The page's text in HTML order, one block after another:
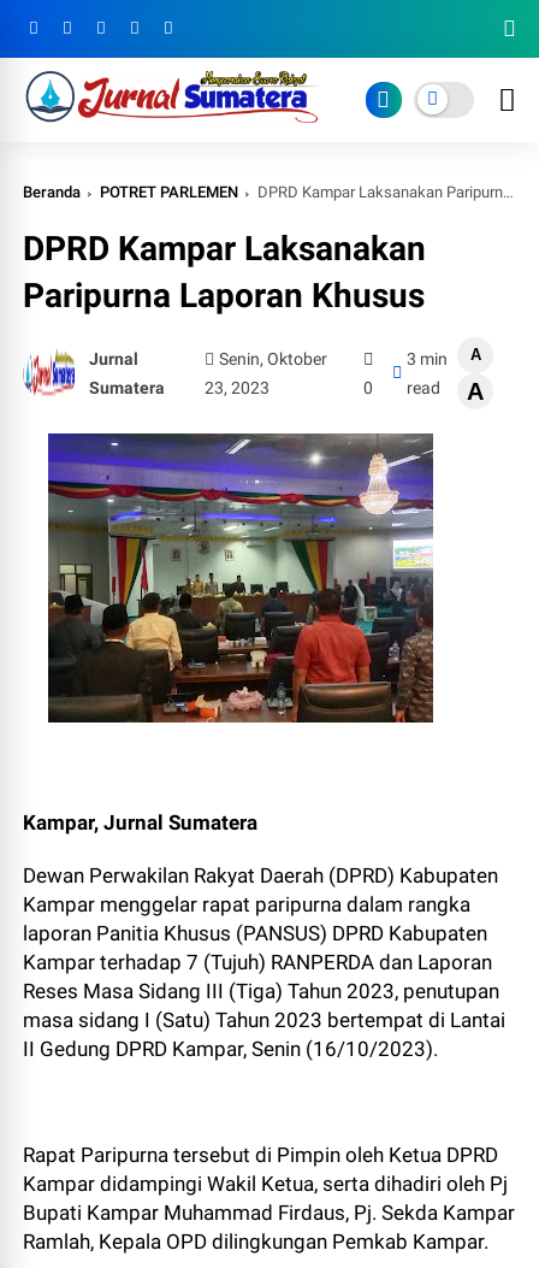
Beranda POTRET PARLEMEN DPRD Kampar Laksanakan Paripurna Laporan Khusus
DPRD Kampar Laksanakan
Paripurna Laporan Khusus
Jurnal
Sumatera
Senin, Oktober
23, 2023
0
3 min
read
A
A
Kampar, Jurnal Sumatera
Dewan Perwakilan Rakyat Daerah (DPRD) Kabupaten
Kampar menggelar rapat paripurna dalam rangka
laporan Panitia Khusus (PANSUS) DPRD Kabupaten
Kampar terhadap 7 (Tujuh) RANPERDA dan Laporan
Reses Masa Sidang III (Tiga) Tahun 2023, penutupan
masa sidang I (Satu) Tahun 2023 bertempat di Lantai
II Gedung DPRD Kampar, Senin (16/10/2023).
Rapat Paripurna tersebut di Pimpin oleh Ketua DPRD
Kampar didampingi Wakil Ketua, serta dihadiri oleh Pj
Bupati Kampar Muhammad Firdaus, Pj. Sekda Kampar
Ramlah, Kepala OPD dilingkungan Pemkab Kampar.